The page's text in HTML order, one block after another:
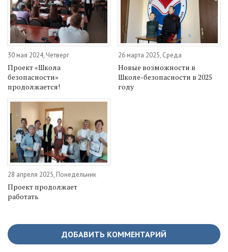
30 мая 2024, Четверг
Проект «Школа
безопасности»
продолжается!
26 марта 2025, Среда
Новые возможности в
Школе-безопасности в 2025
году
28 апреля 2025, Понедельник
Проект продолжает
работать
ДОБАВИТЬ КОММЕНТАРИЙ